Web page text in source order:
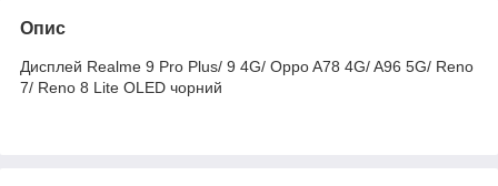
Опис
Дисплей Realme 9 Pro Plus/ 9 4G/ Oppo A78 4G/ A96 5G/ Reno
7/ Reno 8 Lite OLED чорний